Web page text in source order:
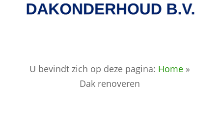
U bevindt zich op deze pagina: Home »
Dak renoveren